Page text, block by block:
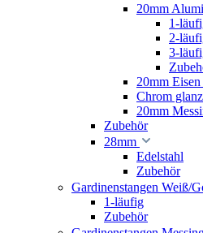
20mm
1-
2-
3-
20mm
Chrom
20mm
Zubehör
28mm
Edelstahl
Zubehör
Gardinenstangen Weiß/
1-läufig
Zubehör